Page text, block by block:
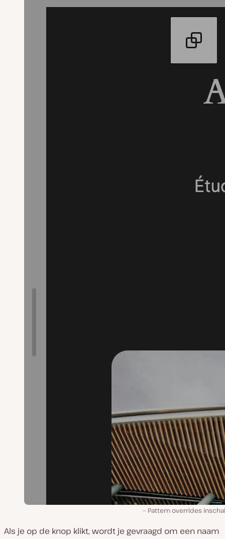
Pattern overrides
Als je op de knop klikt, wordt je gevraagd om een naam